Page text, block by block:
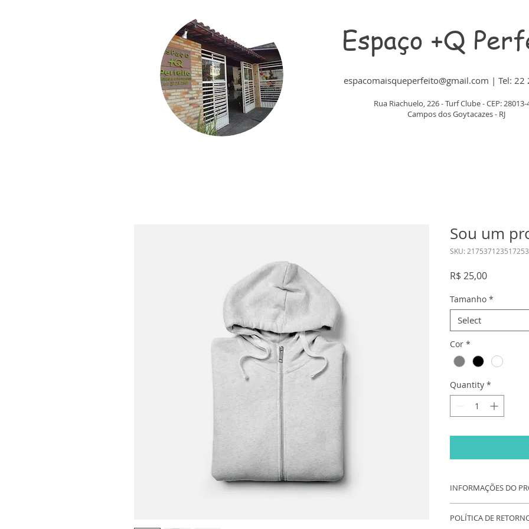
Espaço +Q
espacomaisqueperfeito@gmail.com | Tel: 22
Rua Riachuelo, 226 - Turf Clube - CEP: 28013-
Campos dos Goytacazes - RJ
Sou um
SKU: 217537123517253
R$ 25,00Price
Tamanho *
Select
Cor *
Quantity *
INFORMAÇÕES DO
para adicionar
POLÍTICA DE